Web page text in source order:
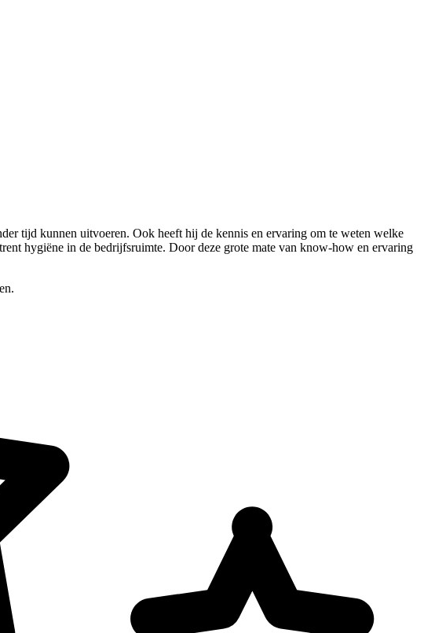
tijd kunnen uitvoeren. Ook heeft hij de kennis en ervaring om te weten welke
hygiëne in de bedrijfsruimte. Door deze grote mate van know-how en ervaring